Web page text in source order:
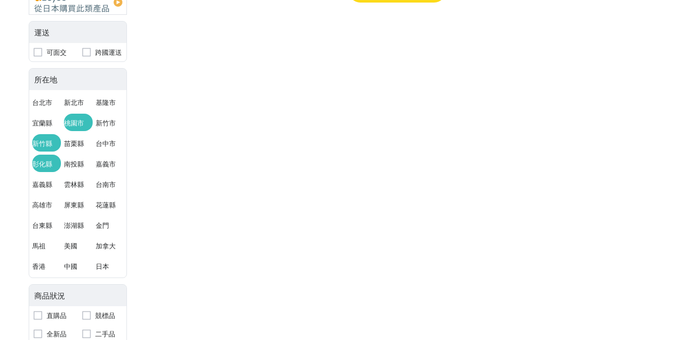
運送
可面交 跨國運送
所在地
台北市 新北市 基隆市
宜蘭縣 桃園市 新竹市
新竹縣 苗栗縣 台中市
彰化縣 南投縣 嘉義市
嘉義縣 雲林縣 台南市
高雄市 屏東縣 花蓮縣
台東縣 澎湖縣 金門
馬祖 美國 加拿大
香港 中國 日本
商品狀況
直購品
競標品
全新品
二手品